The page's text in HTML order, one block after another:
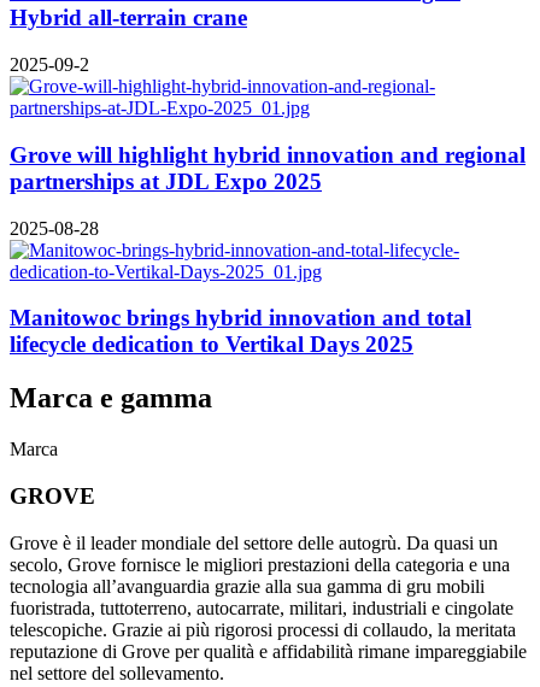
Hybrid all-terrain crane
2025-09-2
Grove will highlight hybrid innovation and regional
partnerships at JDL Expo 2025
2025-08-28
Manitowoc brings hybrid innovation and total
lifecycle dedication to Vertikal Days 2025
Marca e gamma
Marca
GROVE
Grove è il leader mondiale del settore delle autogrù. Da quasi un
secolo, Grove fornisce le migliori prestazioni della categoria e una
tecnologia all’avanguardia grazie alla sua gamma di gru mobili
fuoristrada, tuttoterreno, autocarrate, militari, industriali e cingolate
telescopiche. Grazie ai più rigorosi processi di collaudo, la meritata
reputazione di Grove per qualità e affidabilità rimane impareggiabile
nel settore del sollevamento.